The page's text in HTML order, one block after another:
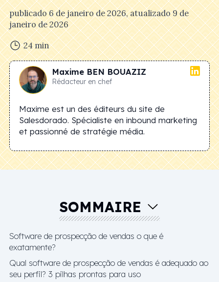
publicado6 de janeiro de 2026, atualizado9 de
janeiro de 2026
24 min
Maxime BEN BOUAZIZ
Rédacteur en chef
Maxime est un des éditeurs du site de
Salesdorado. Spécialiste en inbound marketing
et passionné de stratégie média.
SOMMAIRE
Software de prospecção de vendas o que é
exatamente?
Qual software de prospecção de vendas é adequado ao
seu perfil? 3 pilhas prontas para uso